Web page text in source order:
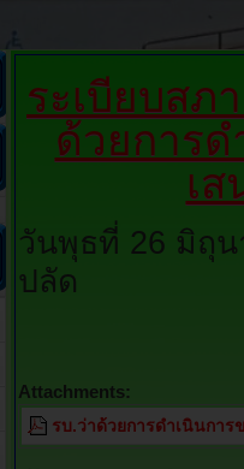
ระเบียบสภ
ด้วยการด
เ
วันพุธที่ 26 มิถุน
ปลัด
Attachments:
รบ.ว่าด้วยการดำเนินกา